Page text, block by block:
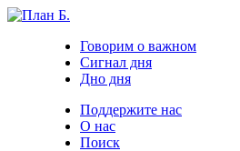
Говорим о важном
Сигнал дня
Дно дня
Поддержите нас
О нас
Поиск